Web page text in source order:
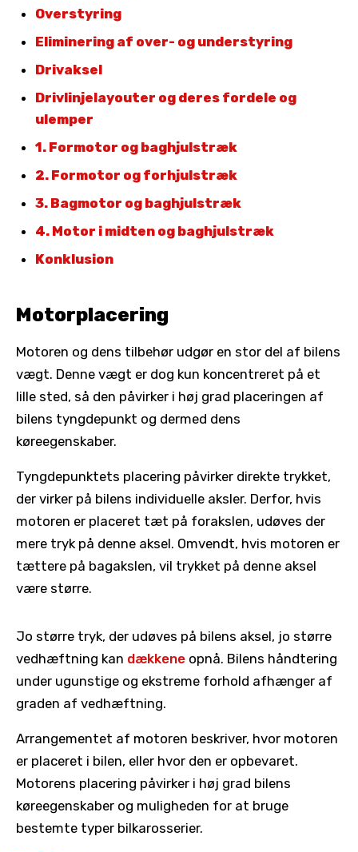
Overstyring
Eliminering af over- og understyring
Drivaksel
Drivlinjelayouter og deres fordele og
ulemper
1. Formotor og baghjulstræk
2. Formotor og forhjulstræk
3. Bagmotor og baghjulstræk
4. Motor i midten og baghjulstræk
Konklusion
Motorplacering
Motoren og dens tilbehør udgør en stor del af bilens
vægt. Denne vægt er dog kun koncentreret på et
lille sted, så den påvirker i høj grad placeringen af
bilens tyngdepunkt og dermed dens
køreegenskaber.
Tyngdepunktets placering påvirker direkte trykket,
der virker på bilens individuelle aksler. Derfor, hvis
motoren er placeret tæt på forakslen, udøves der
mere tryk på denne aksel. Omvendt, hvis motoren er
tættere på bagakslen, vil trykket på denne aksel
være større.
Jo større tryk, der udøves på bilens aksel, jo større
vedhæftning kan dækkene opnå. Bilens håndtering
under ugunstige og ekstreme forhold afhænger af
graden af vedhæftning.
Arrangementet af motoren beskriver, hvor motoren
er placeret i bilen, eller hvor den er opbevaret.
Motorens placering påvirker i høj grad bilens
køreegenskaber og muligheden for at bruge
bestemte typer bilkarosserier.